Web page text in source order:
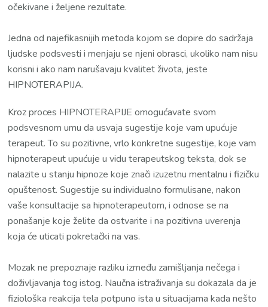
očekivane i željene rezultate.
Jedna od najefikasnijih metoda kojom se dopire do sadržaja
ljudske podsvesti i menjaju se njeni obrasci, ukoliko nam nisu
korisni i ako nam narušavaju kvalitet života, jeste
HIPNOTERAPIJA.
Kroz proces HIPNOTERAPIJE omogućavate svom
podsvesnom umu da usvaja sugestije koje vam upućuje
terapeut. To su pozitivne, vrlo konkretne sugestije, koje vam
hipnoterapeut upućuje u vidu terapeutskog teksta, dok se
nalazite u stanju hipnoze koje znači izuzetnu mentalnu i fizičku
opuštenost. Sugestije su individualno formulisane, nakon
vaše konsultacije sa hipnoterapeutom, i odnose se na
ponašanje koje želite da ostvarite i na pozitivna uverenja
koja će uticati pokretački na vas.
Mozak ne prepoznaje razliku između zamišljanja nečega i
doživljavanja tog istog. Naučna istraživanja su dokazala da je
fiziološka reakcija tela potpuno ista u situacijama kada nešto